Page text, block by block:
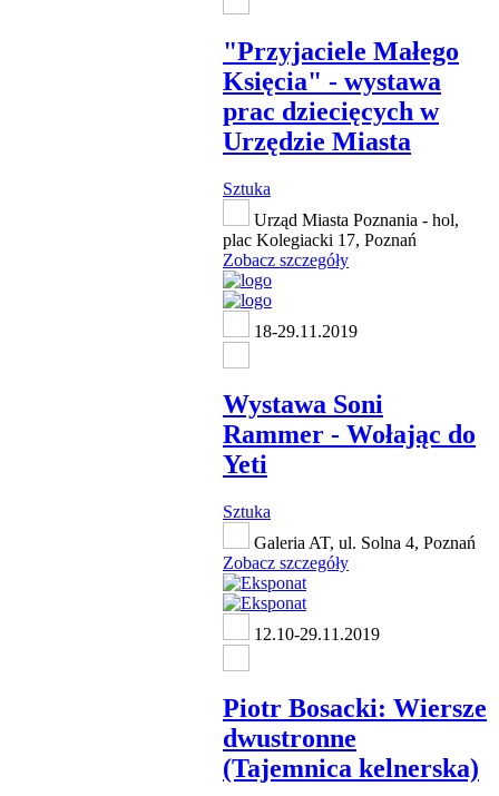
"Przyjaciele Małego
Księcia" - wystawa
prac dziecięcych w
Urzędzie Miasta
Sztuka
Urząd Miasta Poznania - hol,
plac Kolegiacki 17, Poznań
Zobacz szczegóły
18-29.11.2019
Wystawa Soni
Rammer - Wołając do
Yeti
Sztuka
Galeria AT, ul. Solna 4, Poznań
Zobacz szczegóły
12.10-29.11.2019
Piotr Bosacki: Wiersze
dwustronne
(Tajemnica kelnerska)